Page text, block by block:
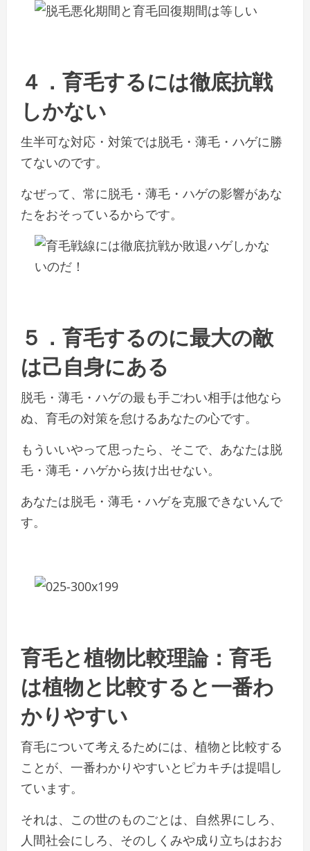
４．育毛するには徹底抗戦
しかない
生半可な対応・対策では脱毛・薄毛・ハゲに勝
てないのです。
なぜって、常に脱毛・薄毛・ハゲの影響があな
たをおそっているからです。
５．育毛するのに最大の敵
は己自身にある
脱毛・薄毛・ハゲの最も手ごわい相手は他なら
ぬ、育毛の対策を怠けるあなたの心です。
もういいやって思ったら、そこで、あなたは脱
毛・薄毛・ハゲから抜け出せない。
あなたは脱毛・薄毛・ハゲを克服できないんで
す。
育毛と植物比較理論：育毛
は植物と比較すると一番わ
かりやすい
育毛について考えるためには、植物と比較する
ことが、一番わかりやすいとピカキチは提唱し
ています。
それは、この世のものごとは、自然界にしろ、
人間社会にしろ、そのしくみや成り立ちはおお